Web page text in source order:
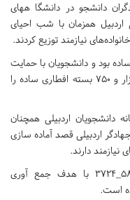
دانشجو در دانشگا ههای
اردبیل همزمان با شب احیای
بود و دانشجویان با حمایت
بنیاد علوی در ماه مبارک رمضان مجموعه ۲ هزار و ۷۵۰ بسته افطاری ساده را
دانشجویان اردبیلی همچنان
اردبیلی قصد آماده سازی
وی بیان کرد: شماره کارت ۶۲۷۳_۸۱۱۱_۵۸۱۴_۳۷۲۴ با هدف جمع آوری
است.